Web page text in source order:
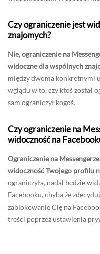
Czy ograniczenie jest
znajomych?
Nie, ograniczenie na
widoczne dla wspólnych
między dwoma konkretnymi
wglądu w to, czy ktoś został
sam ograniczył kogoś.
Czy ograniczenie na
widoczność na
Ograniczenie na
widoczność Twojego profilu
ograniczyła, nadal będzie
Facebooku, chyba że
zablokowanie Cię na
treści poprzez ustawienia